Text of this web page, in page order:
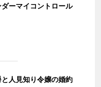
ダーマイコントロール
と人見知り令嬢の婚約